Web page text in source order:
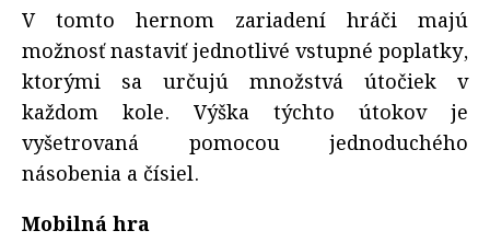
V tomto hernom zariadení hráči majú
možnosť nastaviť jednotlivé vstupné poplatky,
ktorými sa určujú množstvá útočiek v
každom kole. Výška týchto útokov je
vyšetrovaná pomocou jednoduchého
násobenia a čísiel.
Mobilná hra